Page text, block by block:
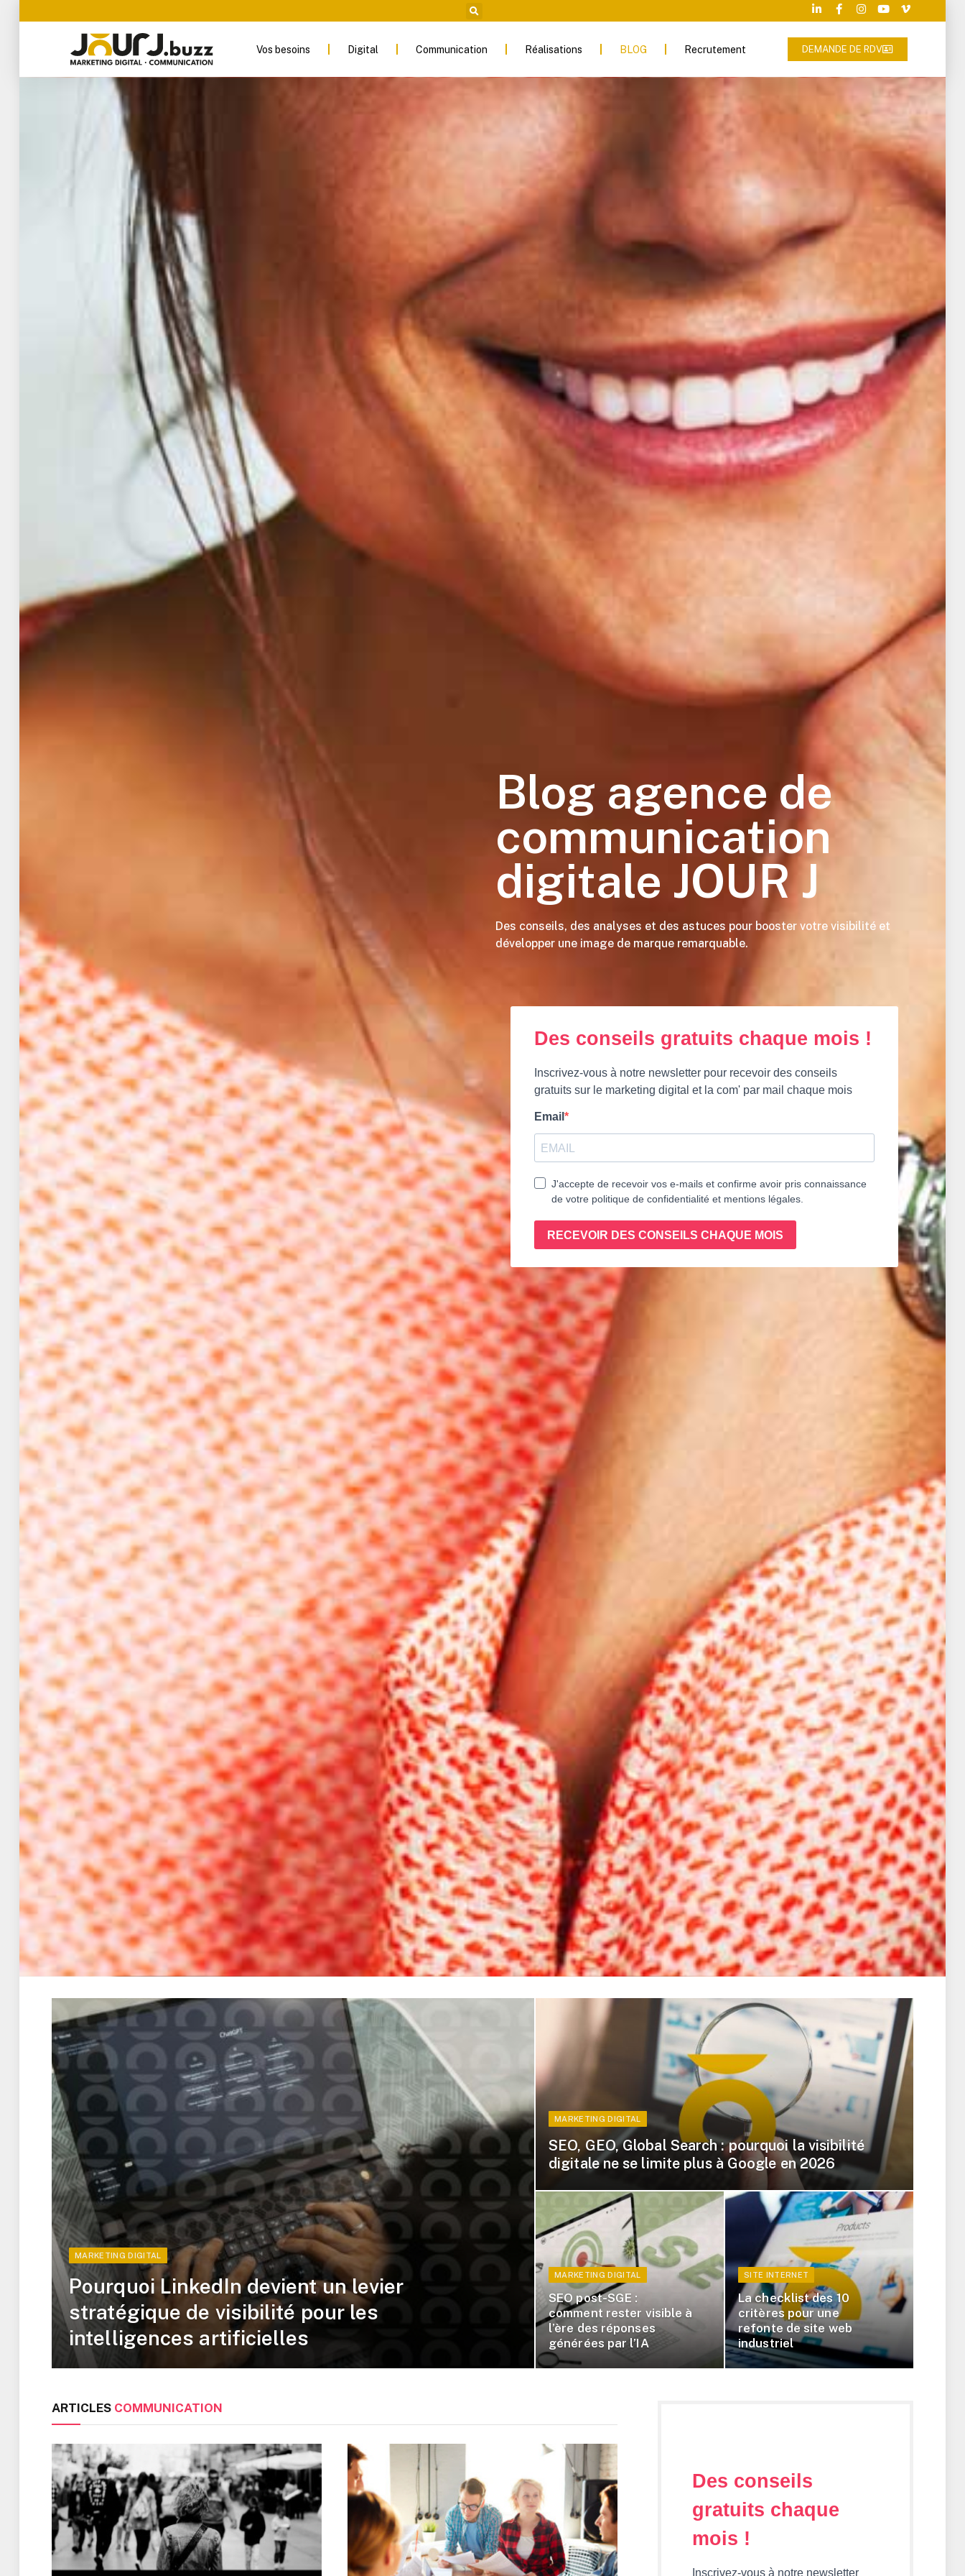
Vos besoins Digital Communication Réalisations BLOG Recrutement DEMANDE DE RDV
Blog agence de
communication
digitale JOUR J
Des conseils, des analyses et des astuces pour booster votre visibilité et
développer une image de marque remarquable.
MARKETING DIGITAL
Pourquoi LinkedIn devient un levier
stratégique de visibilité pour les
intelligences artificielles
MARKETING DIGITAL
SEO, GEO, Global Search : pourquoi la visibilité
digitale ne se limite plus à Google en 2026
MARKETING DIGITAL
SEO post-SGE :
comment rester visible à
l’ère des réponses
générées par l’IA
SITE INTERNET
La checklist des 10
critères pour une
refonte de site web
industriel
ARTICLES COMMUNICATION